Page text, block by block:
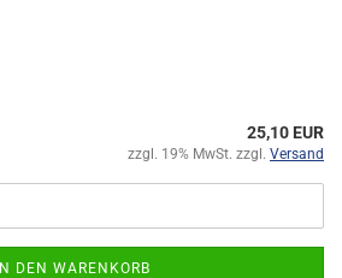
25,10 EUR
zzgl. 19% MwSt. zzgl. Versand
IN DEN WARENKORB